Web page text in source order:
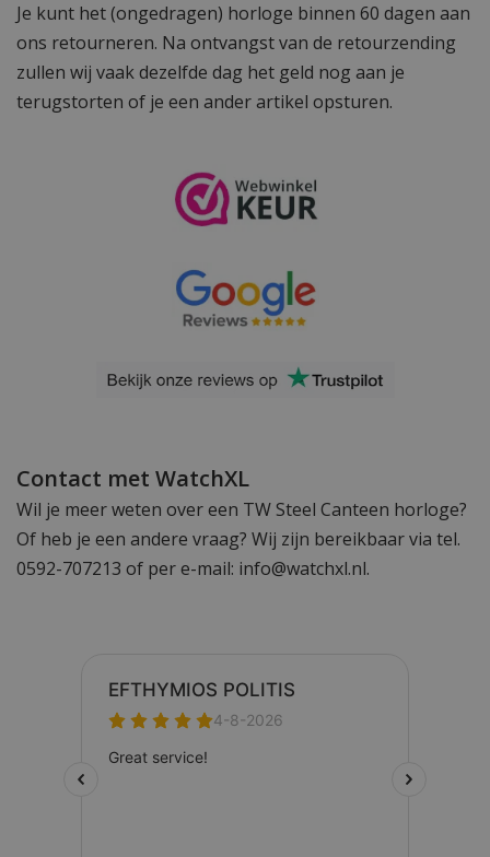
Je kunt het (ongedragen) horloge binnen 60 dagen aan
ons retourneren. Na ontvangst van de retourzending
zullen wij vaak dezelfde dag het geld nog aan je
terugstorten of je een ander artikel opsturen.
Contact met WatchXL
Wil je meer weten over een TW Steel Canteen horloge?
Of heb je een andere vraag? Wij zijn bereikbaar via tel.
0592-707213 of per e-mail: info@watchxl.nl.